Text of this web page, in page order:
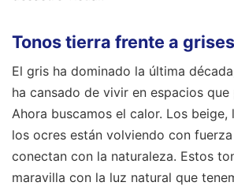
Tonos tierra frente a
El gris ha dominado la última
ha cansado de vivir en espacios
Ahora buscamos el calor. Los
los ocres están volviendo con
conectan con la naturaleza. Estos
maravilla con la luz natural que